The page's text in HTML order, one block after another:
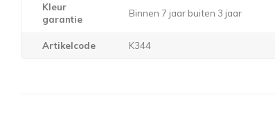
Kleur
garantie
Binnen 7 jaar buiten 3 jaar
Artikelcode K344